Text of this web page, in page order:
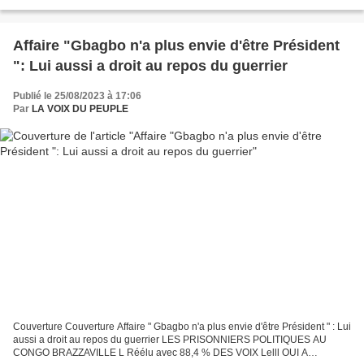
Affaire "Gbagbo n'a plus envie d'être Président
": Lui aussi a droit au repos du guerrier
Publié le 25/08/2023 à 17:06
Par LA VOIX DU PEUPLE
Couverture Couverture Affaire " Gbagbo n'a plus envie d'être Président " : Lui
aussi a droit au repos du guerrier LES PRISONNIERS POLITIQUES AU
CONGO BRAZZAVILLE L Réélu avec 88,4 % DES VOIX Lelll OUI A